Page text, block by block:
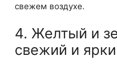
свежем воздухе.
4. Желтый и
свежий и